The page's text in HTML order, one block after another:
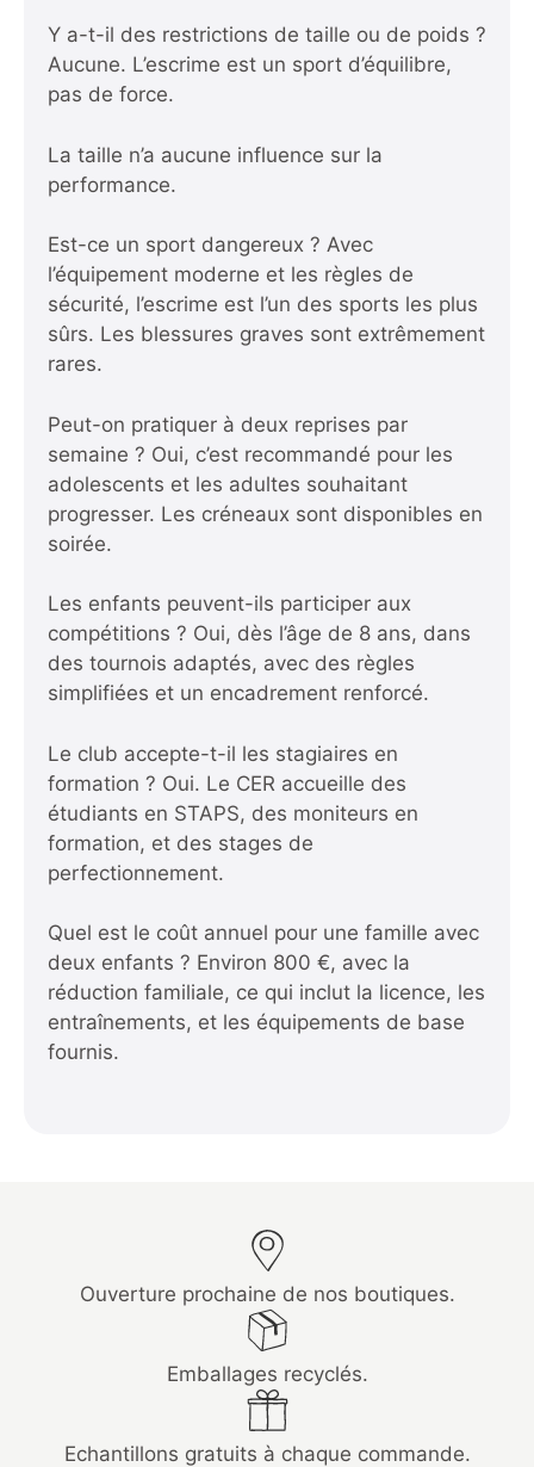
Y a-t-il des restrictions de taille ou de poids ?
Aucune. L’escrime est un sport d’équilibre,
pas de force.
La taille n’a aucune influence sur la
performance.
Est-ce un sport dangereux ? Avec
l’équipement moderne et les règles de
sécurité, l’escrime est l’un des sports les plus
sûrs. Les blessures graves sont extrêmement
rares.
Peut-on pratiquer à deux reprises par
semaine ? Oui, c’est recommandé pour les
adolescents et les adultes souhaitant
progresser. Les créneaux sont disponibles en
soirée.
Les enfants peuvent-ils participer aux
compétitions ? Oui, dès l’âge de 8 ans, dans
des tournois adaptés, avec des règles
simplifiées et un encadrement renforcé.
Le club accepte-t-il les stagiaires en
formation ? Oui. Le CER accueille des
étudiants en STAPS, des moniteurs en
formation, et des stages de
perfectionnement.
Quel est le coût annuel pour une famille avec
deux enfants ? Environ 800 €, avec la
réduction familiale, ce qui inclut la licence, les
entraînements, et les équipements de base
fournis.
Ouverture prochaine de nos boutiques.
Emballages recyclés.
Echantillons gratuits à chaque commande.